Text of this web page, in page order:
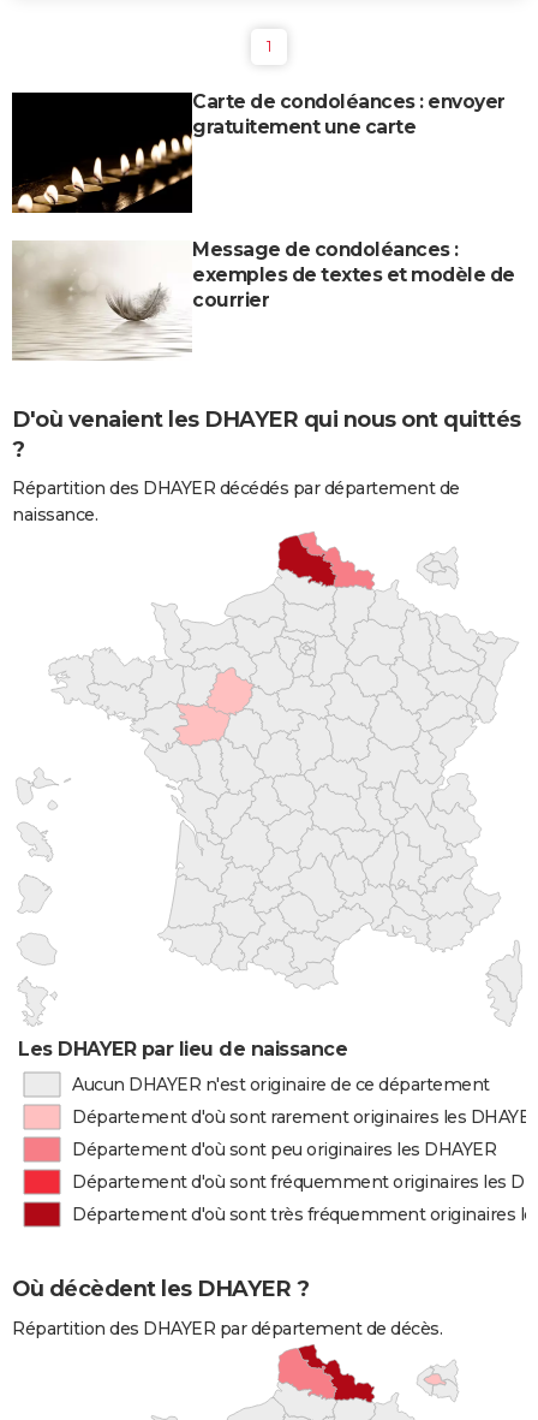
1
Carte de condoléances : envoyer
gratuitement une carte
Message de condoléances :
exemples de textes et modèle de
courrier
D'où venaient les DHAYER qui nous ont quittés
?
Répartition des DHAYER décédés par département de
naissance.
Les DHAYER par lieu de naissance
Aucun DHAYER n'est originaire de ce département
Département d'où sont rarement originaires les
Département d'où sont peu originaires les DHAYER
Département d'où sont fréquemment originaires les
Département d'où sont très fréquemment originaires
Où décèdent les DHAYER ?
Répartition des DHAYER par département de décès.